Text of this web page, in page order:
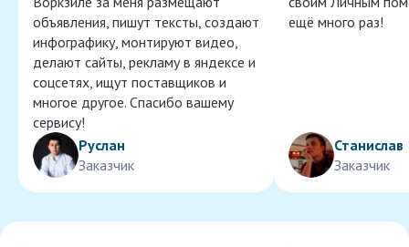
объявления, пишут тексты, создают
инфографику, монтируют видео,
делают сайты, рекламу в яндексе и
соцсетях, ищут поставщиков и
многое другое. Спасибо вашему
сервису!
Руслан
Заказчик
ещё много раз!
Станислав
Заказчик